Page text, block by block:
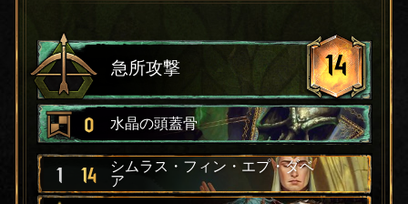
急所攻撃 14
0 水晶の頭蓋骨
1 14
シムラス・フィン・エプ・ダベ
ア